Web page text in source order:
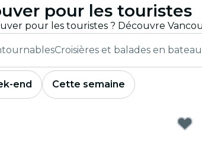
pour les touristes
Croisières et balades en bateau
end Cette semaine